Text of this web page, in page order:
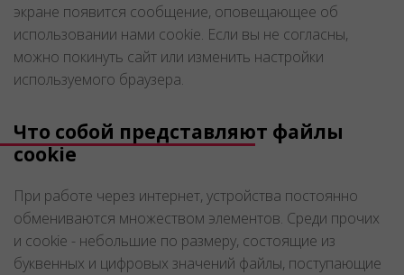
экране появится сообщение, оповещающее об
использовании нами cookie. Если вы не согласны,
можно покинуть сайт или изменить настройки
используемого браузера.
Что собой представляют файлы
cookie
При работе через интернет, устройства постоянно
обмениваются множеством элементов. Среди прочих
и cookie - небольшие по размеру, состоящие из
буквенных и цифровых значений файлы, поступающие